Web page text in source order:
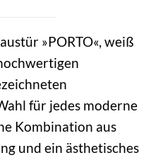
»PORTO«, weiß
für jedes moderne
Kombination aus
und ein ästhetisches